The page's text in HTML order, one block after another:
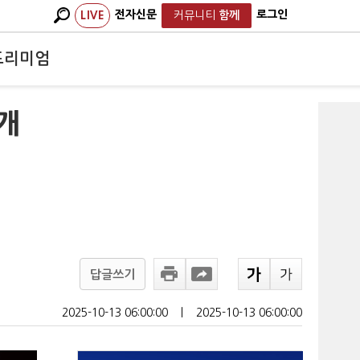
LIVE 전자신문 커뮤니티 함께 로그인
리미엄
답글쓰기
2025-10-13 06:00:00 2025-10-13 06:00:00